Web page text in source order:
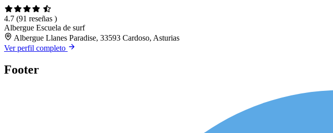
4.7 (91 reseñas )
Albergue Escuela de surf
Albergue Llanes Paradise, 33593 Cardoso, Asturias
Ver perfil completo
Footer